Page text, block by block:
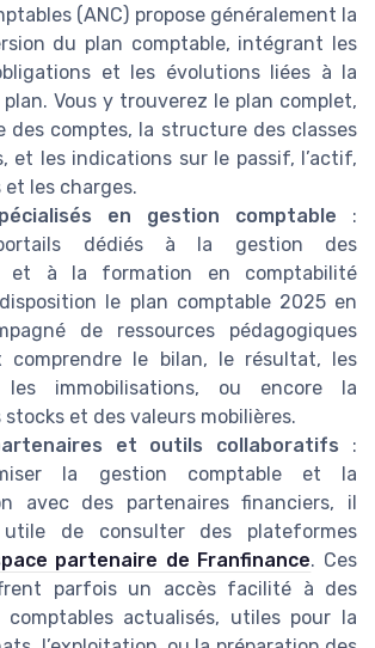
(ANC) propose généralement la
du plan comptable, intégrant les
et les évolutions liées à la
Vous y trouverez le plan complet,
des comptes, la structure des classes
et les indications sur le passif, l’actif,
et les charges.
en gestion comptable :
dédiés à la gestion des
et à la formation en comptabilité
le plan comptable 2025 en
de ressources pédagogiques
comprendre le bilan, le résultat, les
les immobilisations, ou encore la
et des valeurs mobilières.
et outils collaboratifs :
la gestion comptable et la
avec des partenaires financiers, il
de consulter des plateformes
partenaire de Franfinance. Ces
parfois un accès facilité à des
comptables actualisés, utiles pour la